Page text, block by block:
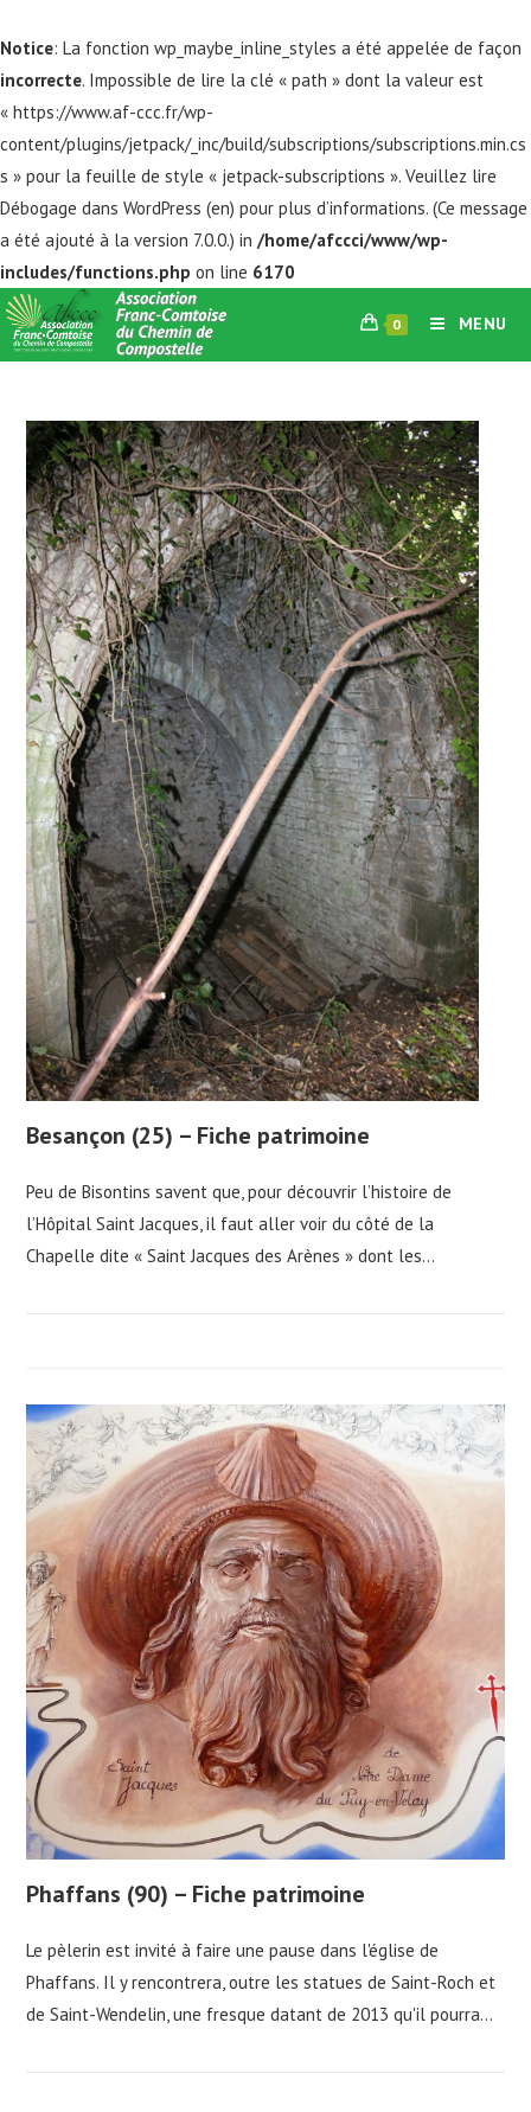
Notice: La fonction wp_maybe_inline_styles a été appelée de façon
incorrecte. Impossible de lire la clé « path » dont la valeur est
« https://www.af-ccc.fr/wp-
content/plugins/jetpack/_inc/build/subscriptions/subscriptions.min.cs
s » pour la feuille de style « jetpack-subscriptions ». Veuillez lire
Débogage dans WordPress (en) pour plus d’informations. (Ce message
a été ajouté à la version 7.0.0.) in /home/afccci/www/wp-
includes/functions.php on line 6170
Skip
to
content
0 MENU
Besançon (25) – Fiche patrimoine
Peu de Bisontins savent que, pour découvrir l’histoire de
l’Hôpital Saint Jacques, il faut aller voir du côté de la
Chapelle dite « Saint Jacques des Arènes » dont les…
Phaffans (90) – Fiche patrimoine
Le pèlerin est invité à faire une pause dans l'église de
Phaffans. Il y rencontrera, outre les statues de Saint-Roch et
de Saint-Wendelin, une fresque datant de 2013 qu'il pourra…